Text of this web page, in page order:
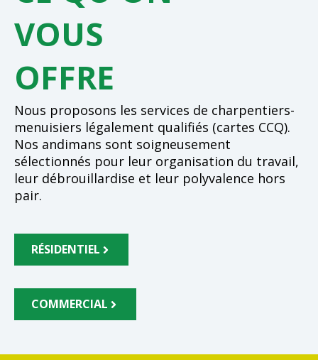
VOUS
OFFRE
Nous proposons les services de charpentiers-
menuisiers légalement qualifiés (cartes CCQ).
Nos andimans sont soigneusement
sélectionnés pour leur organisation du travail,
leur débrouillardise et leur polyvalence hors
pair.
RÉSIDENTIEL
COMMERCIAL